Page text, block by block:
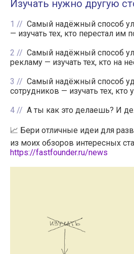
Изучать нужно другую
1
Самый надёжный способ
— изучать тех, кто перестал им
2
Самый надёжный способ
рекламу — изучать тех, кто на
3
Самый надёжный способ
сотрудников — изучать тех, кто
4
А ты как это делаешь? И
📈 Бери отличные идеи для
из моих обзоров интересных
https://fastfounder.ru/news